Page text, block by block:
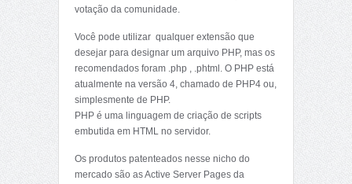
votação da comunidade.
Você pode utilizar qualquer extensão que
desejar para designar um arquivo PHP, mas os
recomendados foram .php , .phtml. O PHP está
atualmente na versão 4, chamado de PHP4 ou,
simplesmente de PHP.
PHP é uma linguagem de criação de scripts
embutida em HTML no servidor.
Os produtos patenteados nesse nicho do
mercado são as Active Server Pages da